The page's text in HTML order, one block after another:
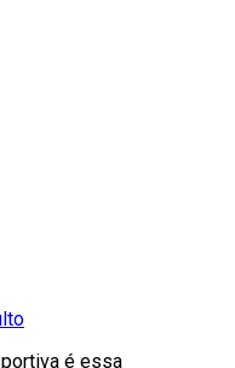
é essa